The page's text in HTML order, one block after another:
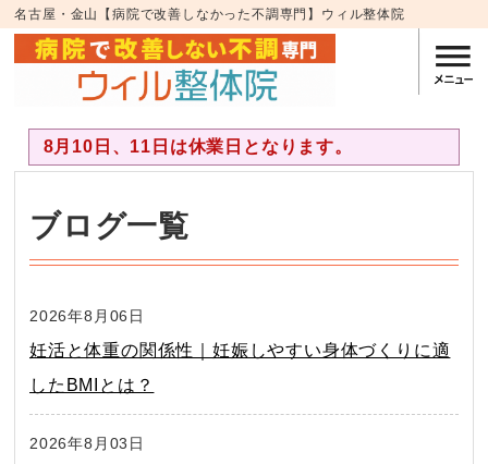
名古屋・金山【病院で改善しなかった不調専門】ウィル整体院
8月10日、11日は休業日となります。
ブログ一覧
2026年8月06日
妊活と体重の関係性｜妊娠しやすい身体づくりに適
したBMIとは？
2026年8月03日